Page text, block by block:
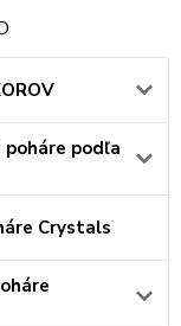
poháre podľa
Crystals